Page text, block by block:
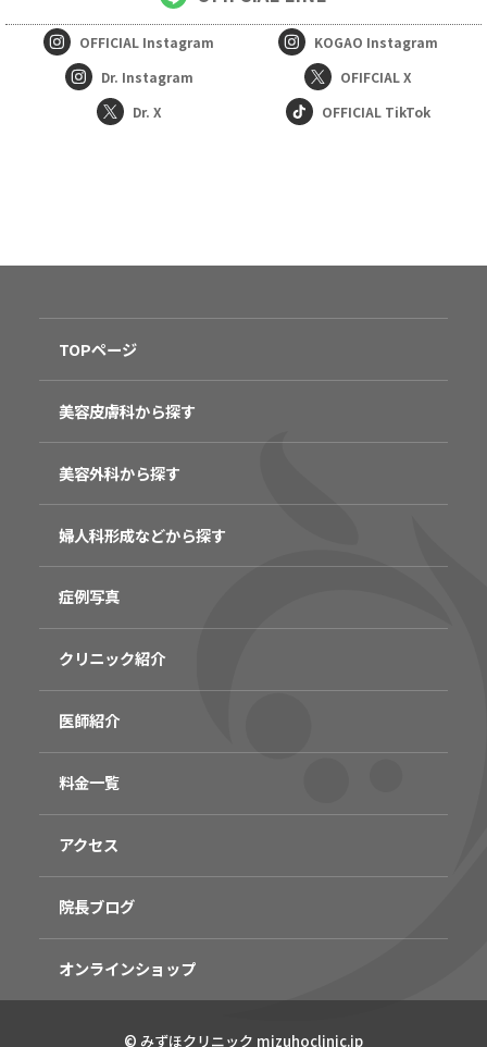
OFFICIAL Instagram KOGAO Instagram
Dr. Instagram
OFIFCIAL X
Dr. X
OFFICIAL TikTok
TOPページ
美容皮膚科から探す
美容外科から探す
婦人科形成などから探す
症例写真
クリニック紹介
医師紹介
料金一覧
アクセス
院長ブログ
オンラインショップ
© みずほクリニック mizuhoclinic.jp
電話 LINE